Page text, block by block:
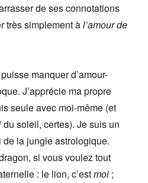
de ses connotations
très simplement àl’amour de
manquer d’amour-
J’apprécie ma propre
seule avec moi-même (et
soleil, certes). Je suis un
la jungle astrologique.
si vous voulez tout
: le lion, c’estmoi ;